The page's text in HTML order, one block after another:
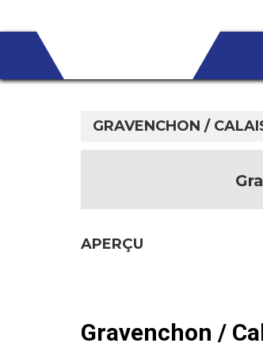
GRAVENCHON /
APERÇU
Gravenchon /